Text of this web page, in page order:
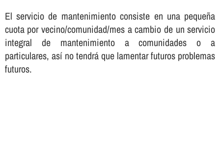
El servicio de mantenimiento consiste en una pequeña
cuota por vecino/comunidad/mes a cambio de un servicio
integral de mantenimiento a comunidades o a
particulares, así­ no tendrá que lamentar futuros problemas
futuros.